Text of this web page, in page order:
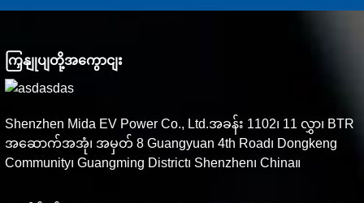
ကြှနျုပျတို့အကွောငျး
Shenzhen Mida EV Power Co., Ltd.အခန်း 1102၊ 11 လွှာ၊ BTR
အဆောက်အအုံ၊ အမှတ် 8 Guangyuan 4th Road၊ Dongkeng
Community၊ Guangming District၊ Shenzhen၊ China။